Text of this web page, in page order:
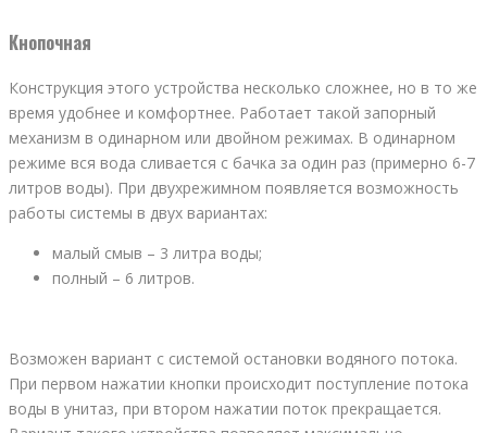
Кнопочная
Конструкция этого устройства несколько сложнее, но в то же
время удобнее и комфортнее. Работает такой запорный
механизм в одинарном или двойном режимах. В одинарном
режиме вся вода сливается с бачка за один раз (примерно 6-7
литров воды). При двухрежимном появляется возможность
работы системы в двух вариантах:
малый смыв – 3 литра воды;
полный – 6 литров.
Возможен вариант с системой остановки водяного потока.
При первом нажатии кнопки происходит поступление потока
воды в унитаз, при втором нажатии поток прекращается.